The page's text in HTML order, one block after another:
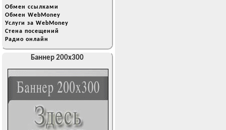
Обмен ссылками
Обмен WebMoney
Услуги за WebMoney
Стена посещений
Радио онлайн
Баннер 200x300